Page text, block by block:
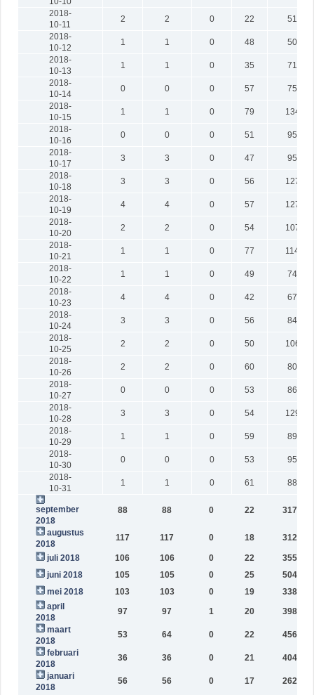
2018-
10-11
2 2 0 22
515
2018-
10-12
1 1 0 48
501
2018-
10-13
1 1 0 35
719
2018-
10-14
0 0 0 57
752
2018-
10-15
1 1 0 79
1343
2018-
10-16
0 0 0 51
957
2018-
10-17
3 3 0 47
954
2018-
10-18
3 3 0 56
1277
2018-
10-19
4 4 0 57
1272
2018-
10-20
2 2 0 54
1071
2018-
10-21
1 1 0 77
1147
2018-
10-22
1 1 0 49
745
2018-
10-23
4 4 0 42
672
2018-
10-24
3 3 0 56
846
2018-
10-25
2 2 0 50
1066
2018-
10-26
2 2 0 60
802
2018-
10-27
0 0 0 53
863
2018-
10-28
3 3 0 54
1293
2018-
10-29
1 1 0 59
892
2018-
10-30
0 0 0 53
959
2018-
10-31
1 1 0 61 880
september
2018
88 88 0 22 31733
augustus
2018
117 117 0 18 31231
juli 2018 106 106 0 22
35573
juni 2018
105 105 0 25
50424
mei 2018
103 103 0 19
33838
april
2018
97 97 1 20
39888
maart
2018
53 64 0 22
45656
februari
2018
36 36 0 21
40432
januari
2018
56 56 0 17 26243